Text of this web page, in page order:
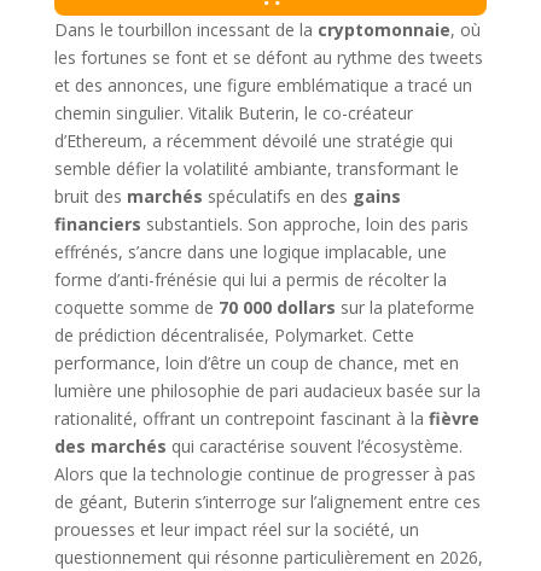
Dans le tourbillon incessant de la cryptomonnaie, où
les fortunes se font et se défont au rythme des tweets
et des annonces, une figure emblématique a tracé un
chemin singulier. Vitalik Buterin, le co-créateur
d’Ethereum, a récemment dévoilé une stratégie qui
semble défier la volatilité ambiante, transformant le
bruit des marchés spéculatifs en des gains
financiers substantiels. Son approche, loin des paris
effrénés, s’ancre dans une logique implacable, une
forme d’anti-frénésie qui lui a permis de récolter la
coquette somme de 70 000 dollars sur la plateforme
de prédiction décentralisée, Polymarket. Cette
performance, loin d’être un coup de chance, met en
lumière une philosophie de pari audacieux basée sur la
rationalité, offrant un contrepoint fascinant à la fièvre
des marchés qui caractérise souvent l’écosystème.
Alors que la technologie continue de progresser à pas
de géant, Buterin s’interroge sur l’alignement entre ces
prouesses et leur impact réel sur la société, un
questionnement qui résonne particulièrement en 2026,